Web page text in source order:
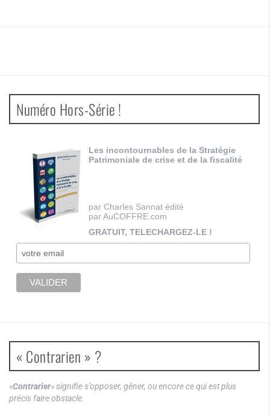
Numéro Hors-Série !
Les incontournables de la Stratégie
Patrimoniale de crise et de la fiscalité
par Charles Sannat édité
par AuCOFFRE.com
GRATUIT, TELECHARGEZ-LE !
« Contrarien » ?
«Contrarier» signifie s’opposer, gêner, ou encore ce qui est plus
précis faire obstacle.